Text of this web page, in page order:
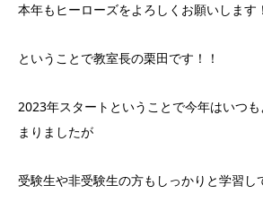
本年もヒーローズをよろしくお願いします
ということで教室長の栗田です！！
2023年スタートということで今年はいつ
まりましたが
受験生や非受験生の方もしっかりと学習し